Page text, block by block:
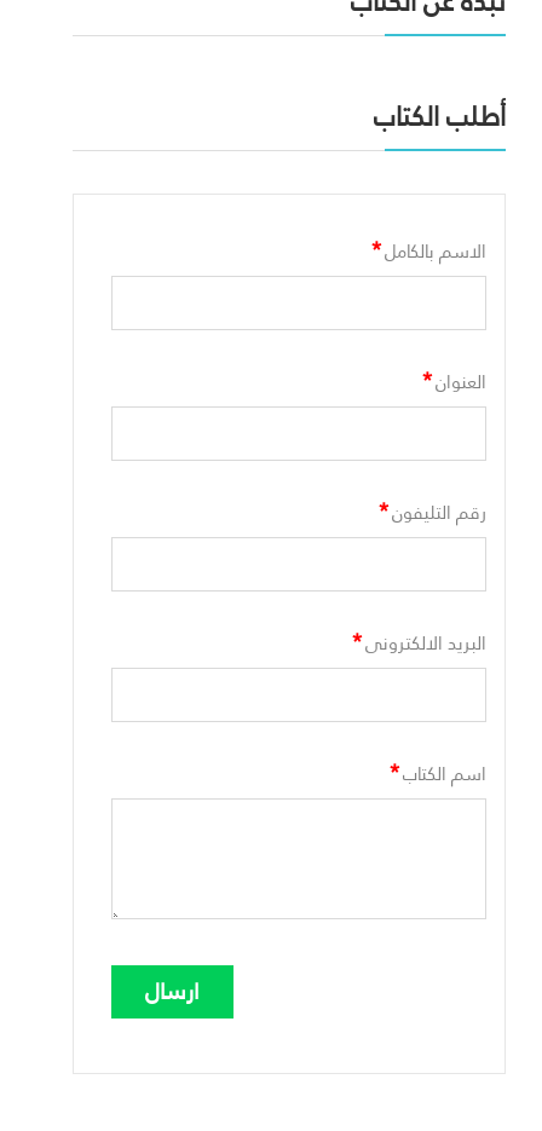
أطلب الكتاب
الاسم بالكامل*
العنوان*
رقم التليفون*
البريد الالكترونى*
اسم الكتاب*